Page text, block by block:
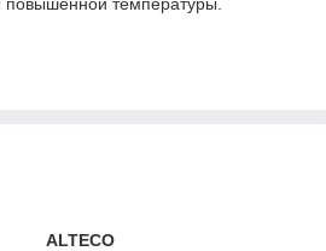
ALTECO